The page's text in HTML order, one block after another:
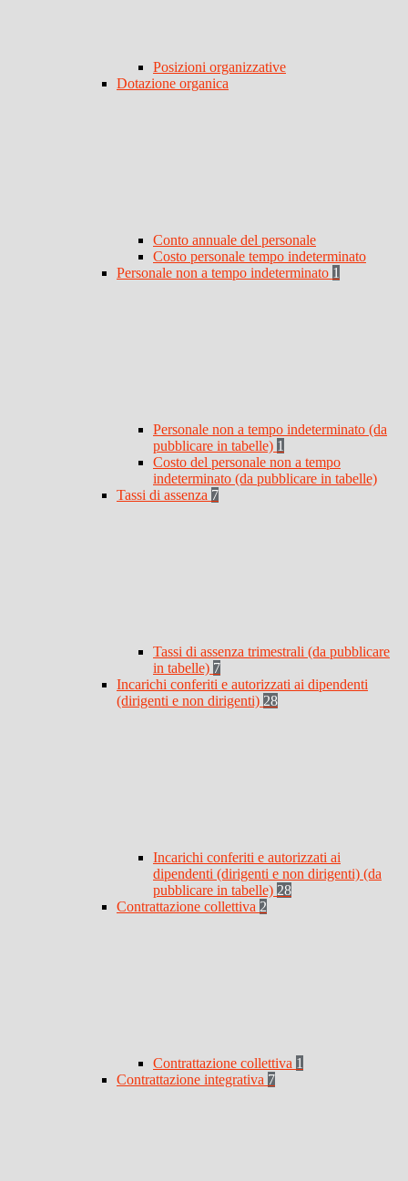
Posizioni organizzative
Dotazione organica
Conto annuale del personale
Costo personale tempo indeterminato
Personale non a tempo indeterminato 1
Personale non a tempo indeterminato (da
pubblicare in tabelle) 1
Costo del personale non a tempo
indeterminato (da pubblicare in tabelle)
Tassi di assenza 7
Tassi di assenza trimestrali (da pubblicare
in tabelle) 7
Incarichi conferiti e autorizzati ai dipendenti
(dirigenti e non dirigenti) 28
Incarichi conferiti e autorizzati ai
dipendenti (dirigenti e non dirigenti) (da
pubblicare in tabelle) 28
Contrattazione collettiva 2
Contrattazione collettiva 1
Contrattazione integrativa 7